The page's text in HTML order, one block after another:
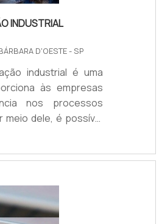
INDUSTRIAL
D'OESTE - SP
industrial é uma
às empresas
nos processos
dele, é possível
quanto
Alguns
tratamento d’água;
como bombas;
painel de